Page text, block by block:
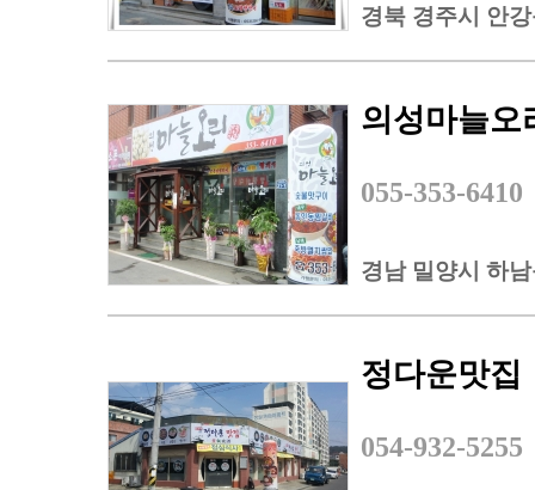
경북 경주시 안
의성마늘오
055-353-6410
경남 밀양시 하
정다운맛집
054-932-5255